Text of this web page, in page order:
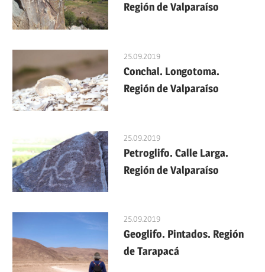
Región de Valparaíso
25.09.2019
Conchal. Longotoma.
Región de Valparaíso
25.09.2019
Petroglifo. Calle Larga.
Región de Valparaíso
25.09.2019
Geoglifo. Pintados. Región
de Tarapacá